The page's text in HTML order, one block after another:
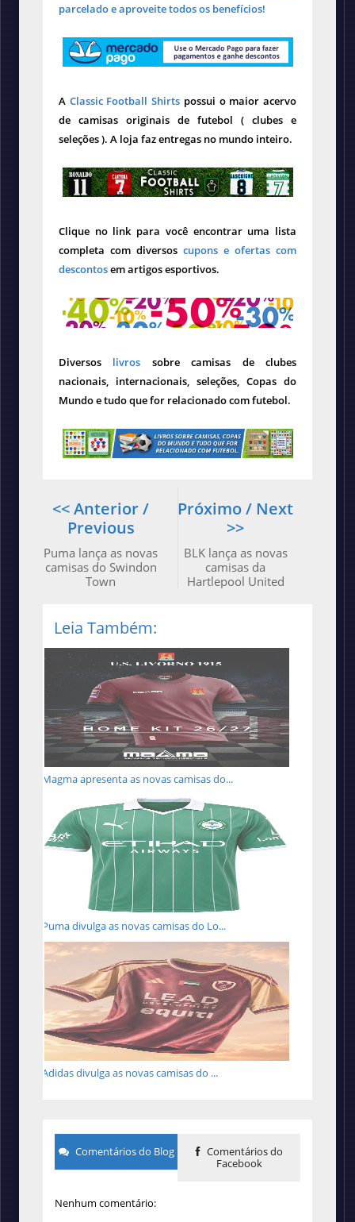
parcelado e aproveite todos os benefícios!
A Classic Football Shirts possui o maior acervo
de camisas originais de futebol ( clubes e
seleções ). A loja faz entregas no mundo inteiro.
Clique no link para você encontrar uma lista
completa com diversos cupons e ofertas com
descontosem artigos esportivos.
Diversos livros sobre camisas de clubes
nacionais, internacionais, seleções, Copas do
Mundo e tudo que for relacionado com futebol.
Próximo / Next
>>
BLK lança as novas
camisas da
Hartlepool United
<< Anterior /
Previous
Puma lança as novas
camisas do Swindon
Town
Leia Também:
Magma apresenta as novas camisas do...
Puma divulga as novas camisas do Lo...
Adidas divulga as novas camisas do ...
Comentários do Blog
Comentários do
Facebook
Nenhum comentário: